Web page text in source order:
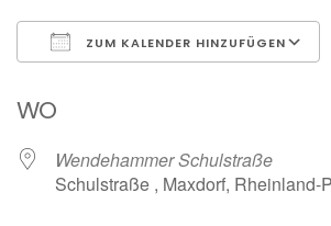
ZUM KALENDER HINZUFÜGEN
WO
Wendehammer Schulstraße
Schulstraße , Maxdorf, Rheinland-